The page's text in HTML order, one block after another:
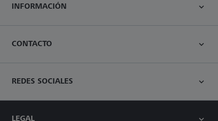
INFORMACIÓN
CONTACTO
REDES SOCIALES
LEGAL